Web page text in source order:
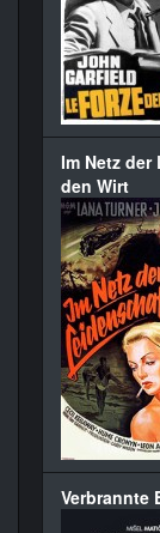
Im Netz
den Wirt
Verbrannte